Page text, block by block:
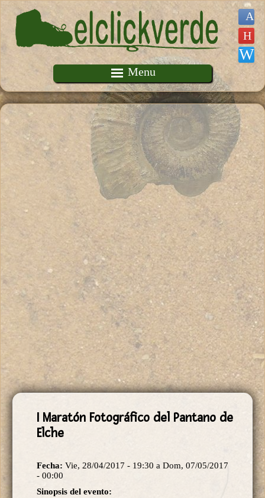
Pasar al contenido principal
Menu
I Maratón Fotográfico del Pantano de
Elche
Fecha: Vie, 28/04/2017 - 19:30 a Dom, 07/05/2017
- 00:00
Sinopsis del evento: